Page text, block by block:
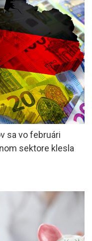
sa vo februári
sektore klesla